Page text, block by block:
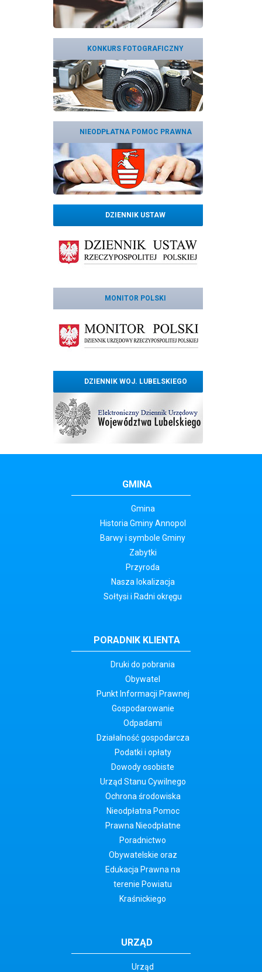
KONKURS FOTOGRAFICZNY
NIEODPŁATNA POMOC PRAWNA
DZIENNIK USTAW
MONITOR POLSKI
DZIENNIK WOJ. LUBELSKIEGO
GMINA
Gmina
Historia Gminy Annopol
Barwy i symbole Gminy
Zabytki
Przyroda
Nasza lokalizacja
Sołtysi i Radni okręgu
PORADNIK KLIENTA
Druki do pobrania
Obywatel
Punkt Informacji Prawnej
Gospodarowanie
Odpadami
Działalność gospodarcza
Podatki i opłaty
Dowody osobiste
Urząd Stanu Cywilnego
Ochrona środowiska
Nieodpłatna Pomoc
Prawna Nieodpłatne
Poradnictwo
Obywatelskie oraz
Edukacja Prawna na
terenie Powiatu
Kraśnickiego
URZĄD
Urząd